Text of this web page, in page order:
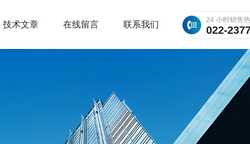
24 小时销售
022-
技术文章 在线留言 联系我们